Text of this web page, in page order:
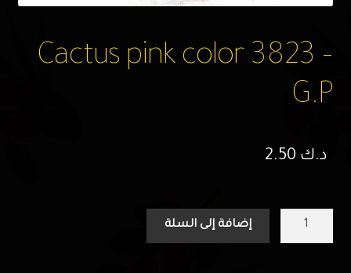
Cactus pink color 3823 –
G.P
د.ك
إضافة إلى السلة